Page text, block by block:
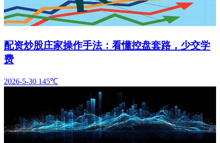
配资炒股庄家操作手法：看懂控盘套路，少交学
费
2026-5-30 145℃